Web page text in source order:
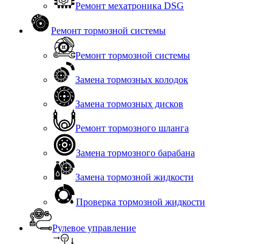
Ремонт мехатроника DSG
Ремонт тормозной системы
Ремонт тормозной системы
Замена тормозных колодок
Замена тормозных дисков
Ремонт тормозного шланга
Замена тормозного барабана
Замена тормозной жидкости
Проверка тормозной жидкости
Рулевое управление